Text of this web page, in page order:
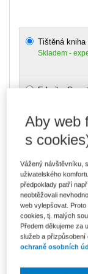
Tištěná kniha
Skladem -
E-kniha
Kde najdu
Balíček -
Smarteca +
Skladem-
Co je Smarteca?
důvodů
zaslány
Aby web
s
Vážený návštěvníku,
uživatelského
předpoklady patří
neobtěžovali
web vylepšovat.
cookies, tj. malých
Předem děkujeme za
služeb a přizpůsobení
ochraně osobních